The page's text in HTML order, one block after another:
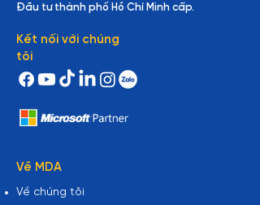
Đầu tư thành phố Hồ Chí Minh cấp.
Kết nối với chúng
tôi
Về MDA
Về chúng tôi